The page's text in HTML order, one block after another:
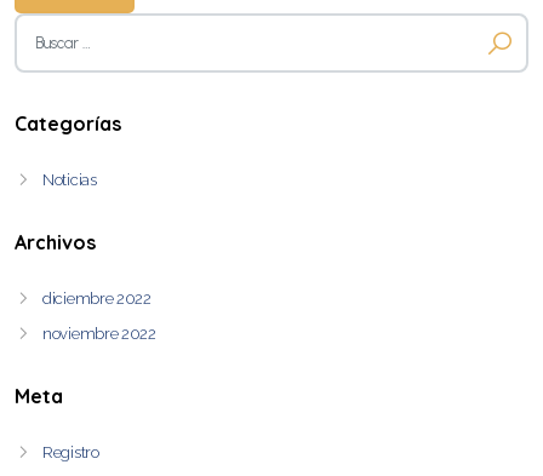
Buscar:
Categorías
Noticias
Archivos
diciembre 2022
noviembre 2022
Meta
Registro